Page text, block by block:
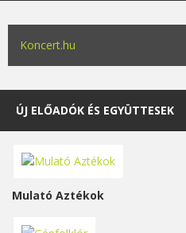
Koncert.hu
ÚJ ELŐADÓK ÉS EGYÜTTESEK
Mulató Aztékok